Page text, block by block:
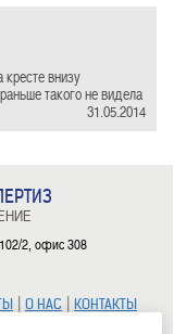
внизу
такого не видела
31.05.2014
2, офис 308
| О НАС | КОНТАКТЫ